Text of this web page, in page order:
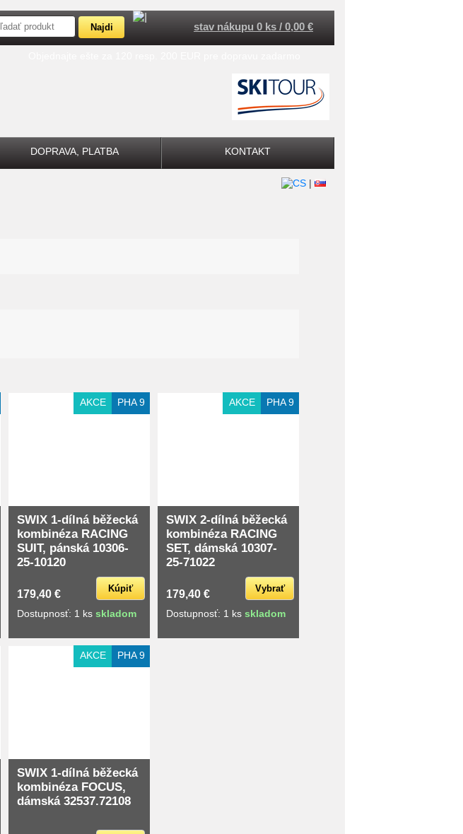
stav nákupu 0 ks / 0,00 €
DOPRAVA, PLATBA KONTAKT
|
AKCE PHA 9
SWIX 1-dílná běžecká
kombinéza RACING
SUIT, pánská 10306-
25-10120
179,40 € Kúpiť
Dostupnosť: 1 ks skladom
AKCE PHA 9
SWIX 2-dílná běžecká
kombinéza RACING
SET, dámská 10307-
25-71022
179,40 € Vybrať
Dostupnosť: 1 ks skladom
AKCE PHA 9
SWIX 1-dílná běžecká
kombinéza FOCUS,
dámská 32537.72108